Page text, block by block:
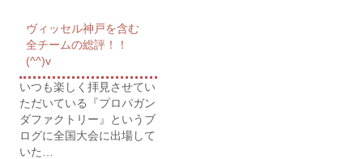
ヴィッセル神戸を含む
全チームの総評！！
(^^)v
いつも楽しく拝見させてい
ただいている『プロパガン
ダファクトリー』というブ
ログに全国大会に出場して
いた…